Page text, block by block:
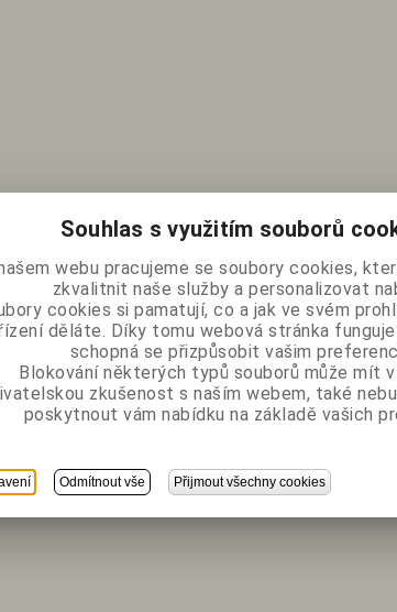
Souhlas s využitím souborů
webu pracujeme se soubory cookies,
zkvalitnit naše služby a personalizovat
cookies si pamatují, co a jak ve svém
děláte. Díky tomu webová stránka
schopná se přizpůsobit vašim
Blokování některých typů souborů může mít
zkušenost s naším webem, také
poskytnout vám nabídku na základě vašich
Odmítnout vše Přijmout všechny cookies